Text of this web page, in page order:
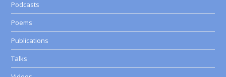
Podcasts
Poems
Publications
Talks